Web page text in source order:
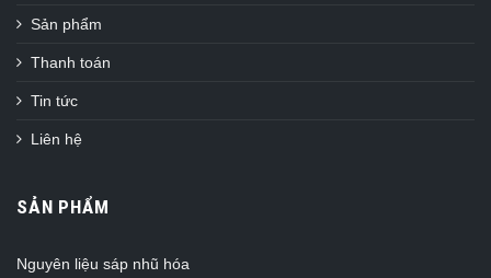
Sản phẩm
Thanh toán
Tin tức
Liên hệ
SẢN PHẨM
Nguyên liệu sáp nhũ hóa